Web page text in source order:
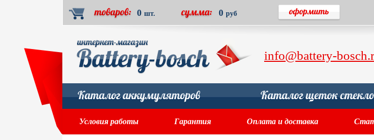
0 шт. 0 руб
info@battery-
Условия работы Гарантия Оплата и доставка